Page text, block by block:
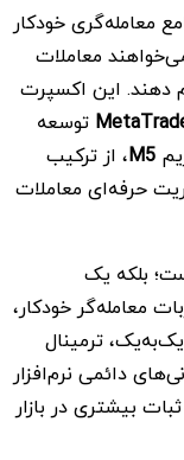
معامله‌گری خودکار
معاملات
دهند. این اکسپرت
توسعه
M5، از ترکیب
حرفه‌ای معاملات
بلکه یک
معامله‌گر خودکار،
ترمینال
دائمی نرم‌افزار
بیشتری در بازار